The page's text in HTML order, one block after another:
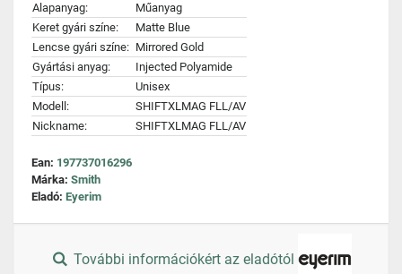
Alapanyag:
Műanyag
Keret gyári színe:
Matte Blue
Lencse gyári színe: Mirrored Gold
Gyártási anyag:
Injected Polyamide
Típus:
Unisex
Modell:
SHIFTXLMAG FLL/AV
Nickname:
SHIFTXLMAG FLL/AV
Ean: 197737016296
Márka: Smith
Eladó: Eyerim
További információkért az eladótól